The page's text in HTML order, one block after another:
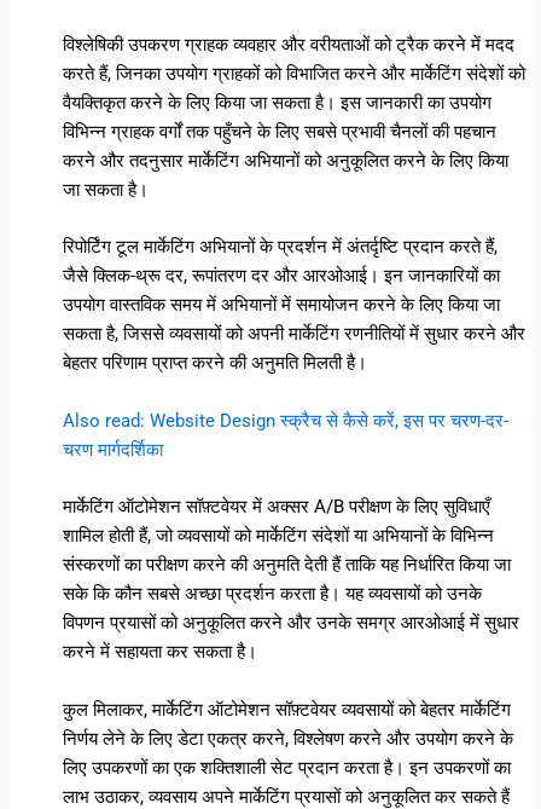
विश्लेषिकी उपकरण ग्राहक व्यवहार और वरीयताओं को ट्रैक करने में मदद
करते हैं, जिनका उपयोग ग्राहकों को विभाजित करने और मार्केटिंग संदेशों को
वैयक्तिकृत करने के लिए किया जा सकता है। इस जानकारी का उपयोग
विभिन्न ग्राहक वर्गों तक पहुँचने के लिए सबसे प्रभावी चैनलों की पहचान
करने और तदनुसार मार्केटिंग अभियानों को अनुकूलित करने के लिए किया
जा सकता है।
रिपोर्टिंग टूल मार्केटिंग अभियानों के प्रदर्शन में अंतर्दृष्टि प्रदान करते हैं,
जैसे क्लिक-थ्रू दर, रूपांतरण दर और आरओआई। इन जानकारियों का
उपयोग वास्तविक समय में अभियानों में समायोजन करने के लिए किया जा
सकता है, जिससे व्यवसायों को अपनी मार्केटिंग रणनीतियों में सुधार करने और
बेहतर परिणाम प्राप्त करने की अनुमति मिलती है।
Also read: Website Design स्क्रैच से कैसे करें, इस पर चरण-दर-
चरण मार्गदर्शिका
मार्केटिंग ऑटोमेशन सॉफ़्टवेयर में अक्सर A/B परीक्षण के लिए सुविधाएँ
शामिल होती हैं, जो व्यवसायों को मार्केटिंग संदेशों या अभियानों के विभिन्न
संस्करणों का परीक्षण करने की अनुमति देती हैं ताकि यह निर्धारित किया जा
सके कि कौन सबसे अच्छा प्रदर्शन करता है। यह व्यवसायों को उनके
विपणन प्रयासों को अनुकूलित करने और उनके समग्र आरओआई में सुधार
करने में सहायता कर सकता है।
कुल मिलाकर, मार्केटिंग ऑटोमेशन सॉफ़्टवेयर व्यवसायों को बेहतर मार्केटिंग
निर्णय लेने के लिए डेटा एकत्र करने, विश्लेषण करने और उपयोग करने के
लिए उपकरणों का एक शक्तिशाली सेट प्रदान करता है। इन उपकरणों का
लाभ उठाकर, व्यवसाय अपने मार्केटिंग प्रयासों को अनुकूलित कर सकते हैं